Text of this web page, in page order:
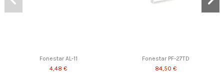
Fonestar AL-11
4,48 €
Fonestar PF-27TD
84,50 €